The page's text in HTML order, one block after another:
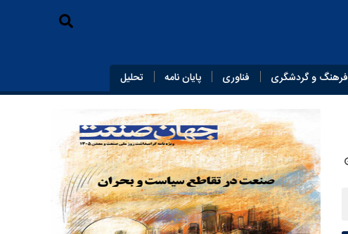
فرهنگ و گردشگری فناوری پایان‌ نامه تحلیل